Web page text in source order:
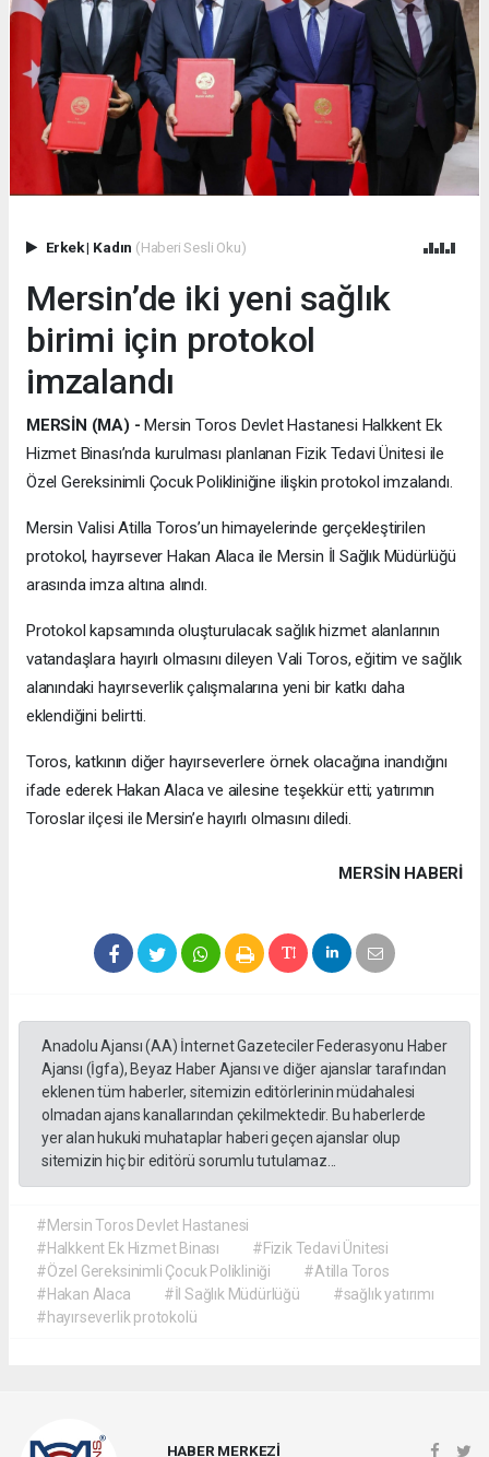
Erkek| Kadın (Haberi Sesli Oku)
Mersin’de iki yeni sağlık
birimi için protokol
imzalandı
MERSİN (MA) - Mersin Toros Devlet Hastanesi Halkkent Ek
Hizmet Binası’nda kurulması planlanan Fizik Tedavi Ünitesi ile
Özel Gereksinimli Çocuk Polikliniğine ilişkin protokol imzalandı.
Mersin Valisi Atilla Toros’un himayelerinde gerçekleştirilen
protokol, hayırsever Hakan Alaca ile Mersin İl Sağlık Müdürlüğü
arasında imza altına alındı.
Protokol kapsamında oluşturulacak sağlık hizmet alanlarının
vatandaşlara hayırlı olmasını dileyen Vali Toros, eğitim ve sağlık
alanındaki hayırseverlik çalışmalarına yeni bir katkı daha
eklendiğini belirtti.
Toros, katkının diğer hayırseverlere örnek olacağına inandığını
ifade ederek Hakan Alaca ve ailesine teşekkür etti; yatırımın
Toroslar ilçesi ile Mersin’e hayırlı olmasını diledi.
MERSIN HABERİ
Anadolu Ajansı (AA) İnternet Gazeteciler Federasyonu Haber
Ajansı (İgfa), Beyaz Haber Ajansı ve diğer ajanslar tarafından
eklenen tüm haberler, sitemizin editörlerinin müdahalesi
olmadan ajans kanallarından çekilmektedir. Bu haberlerde
yer alan hukuki muhataplar haberi geçen ajanslar olup
sitemizin hiç bir editörü sorumlu tutulamaz...
#Mersin Toros Devlet Hastanesi
#Halkkent Ek Hizmet Binası
#Fizik Tedavi Ünitesi
#Özel Gereksinimli Çocuk Polikliniği
#Atilla Toros
#Hakan Alaca
#İl Sağlık Müdürlüğü
#sağlık yatırımı
#hayırseverlik protokolü
HABER MERKEZİ